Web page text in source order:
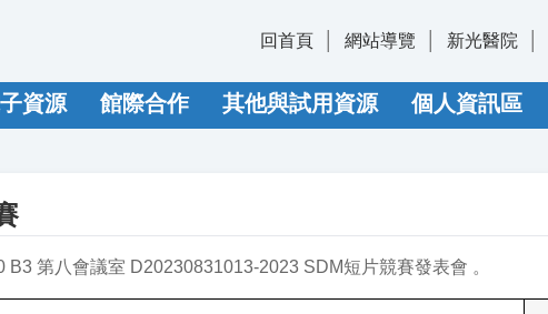
回首頁 網站導覽 新光醫院
資源 館際合作 其他與試用資源 個人資訊區
B3 第八會議室 D20230831013-2023 SDM短片競賽發表會 。